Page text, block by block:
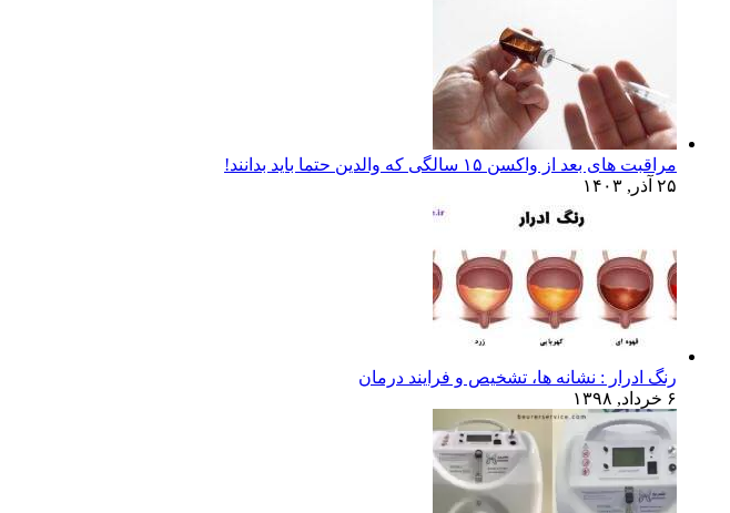
مراقبت های بعد از واکسن ۱۵ سالگی که والدین حتما باید بدانند!
۲۵ آذر, ۱۴۰۳
رنگ ادرار : نشانه ها، تشخیص و فرایند درمان
۶ خرداد, ۱۳۹۸